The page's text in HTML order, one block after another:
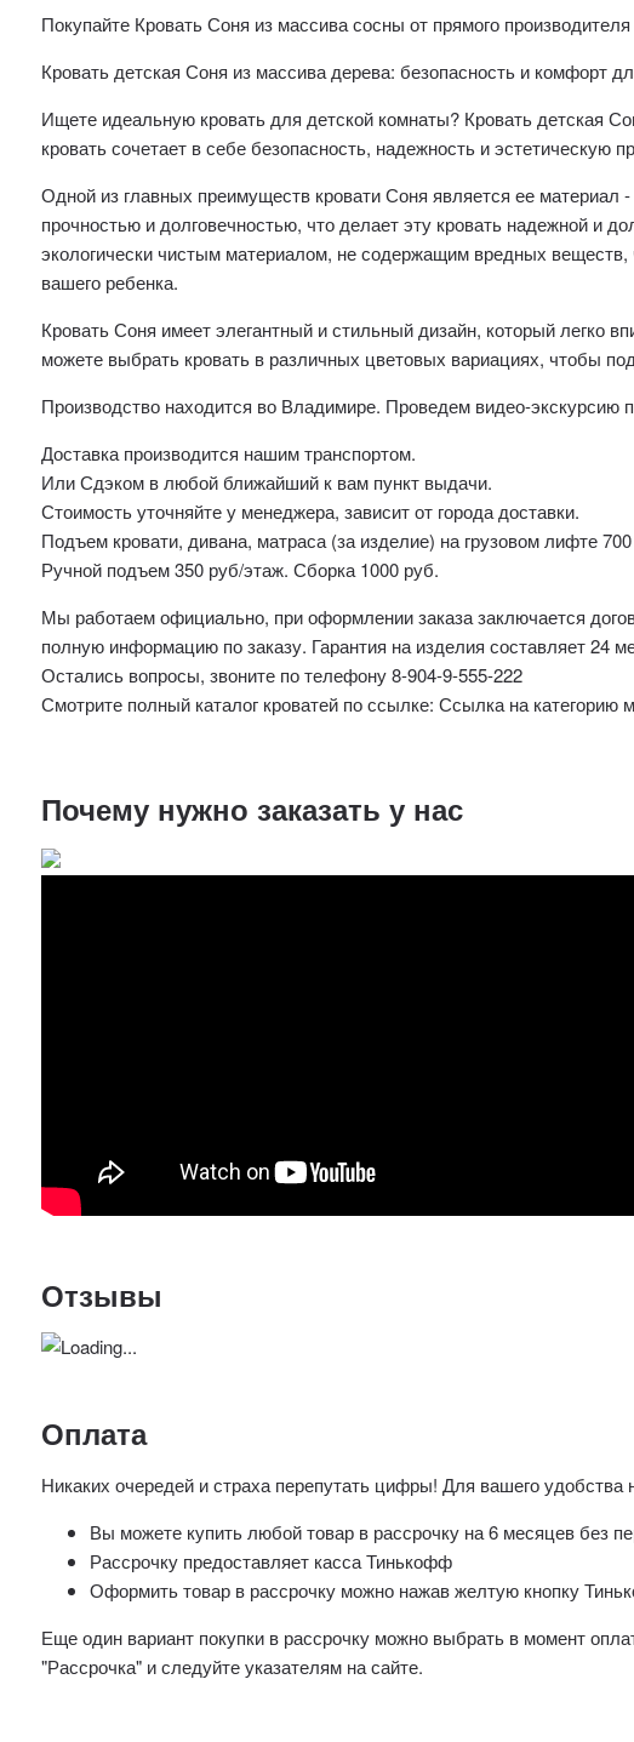
Покупайте Кровать Соня из массива сосны от прямого
Кровать детская Соня из массива дерева: безопасность и комфорт
Ищете идеальную кровать для детской комнаты? Кровать детская
кровать сочетает в себе безопасность, надежность и эстетическую
Одной из главных преимуществ кровати Соня является ее
прочностью и долговечностью, что делает эту кровать надежной и
экологически чистым материалом, не содержащим вредных веществ,
вашего ребенка.
Кровать Соня имеет элегантный и стильный дизайн, который легко
можете выбрать кровать в различных цветовых вариациях, чтобы
Производство находится во Владимире. Проведем видео-экскурсию
Доставка производится нашим транспортом.
Или Сдэком в любой ближайший к вам пункт выдачи.
Стоимость уточняйте у менеджера, зависит от города доставки.
Подъем кровати, дивана, матраса (за изделие) на грузовом лифте
Ручной подъем 350 руб/этаж. Сборка 1000 руб.
Мы работаем официально, при оформлении заказа заключается
полную информацию по заказу. Гарантия на изделия составляет 24
Остались вопросы, звоните по телефону 8-904-9-555-222
Смотрите полный каталог кроватей по ссылке: Ссылка на категорию
Почему нужно заказать у нас
Отзывы
Оплата
Никаких очередей и страха перепутать цифры! Для вашего
Вы можете купить любой товар в рассрочку на 6 месяцев без
Рассрочку предоставляет касса Тинькофф
Оформить товар в рассрочку можно нажав желтую кнопку
Еще один вариант покупки в рассрочку можно выбрать в момент
"Рассрочка" и следуйте указателям на сайте.